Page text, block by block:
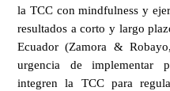
la TCC con mindfulness y
resultados a corto y largo
Ecuador (Zamora &
urgencia de implementar
integren la TCC para